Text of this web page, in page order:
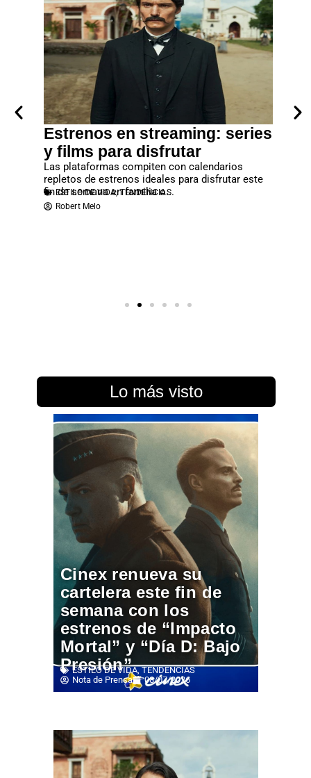
Estrenos en streaming: series
y films para disfrutar
Las plataformas compiten con calendarios
repletos de estrenos ideales para disfrutar este
fin de semana en familia o...
ESTILO DE VIDA,TENDENCIAS
Robert Melo
Lo más visto
Cinex renueva su
cartelera este fin de
semana con los
estrenos de “Impacto
Mortal” y “Día D: Bajo
Presión”
ESTILO DE VIDA,TENDENCIAS
Nota de Prensa
08/07/2026